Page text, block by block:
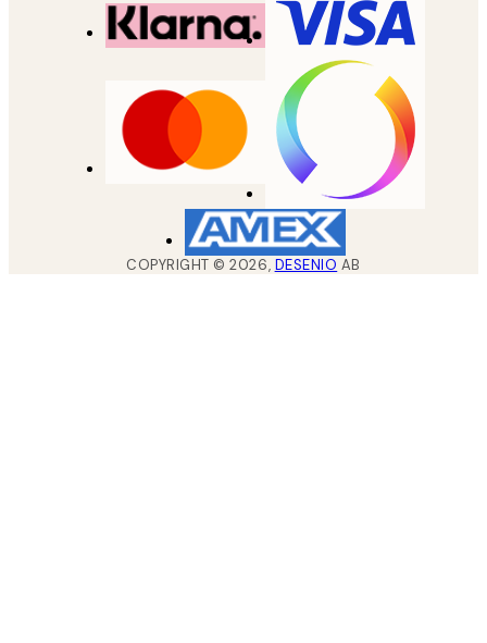
COPYRIGHT ©2026, DESENIO AB